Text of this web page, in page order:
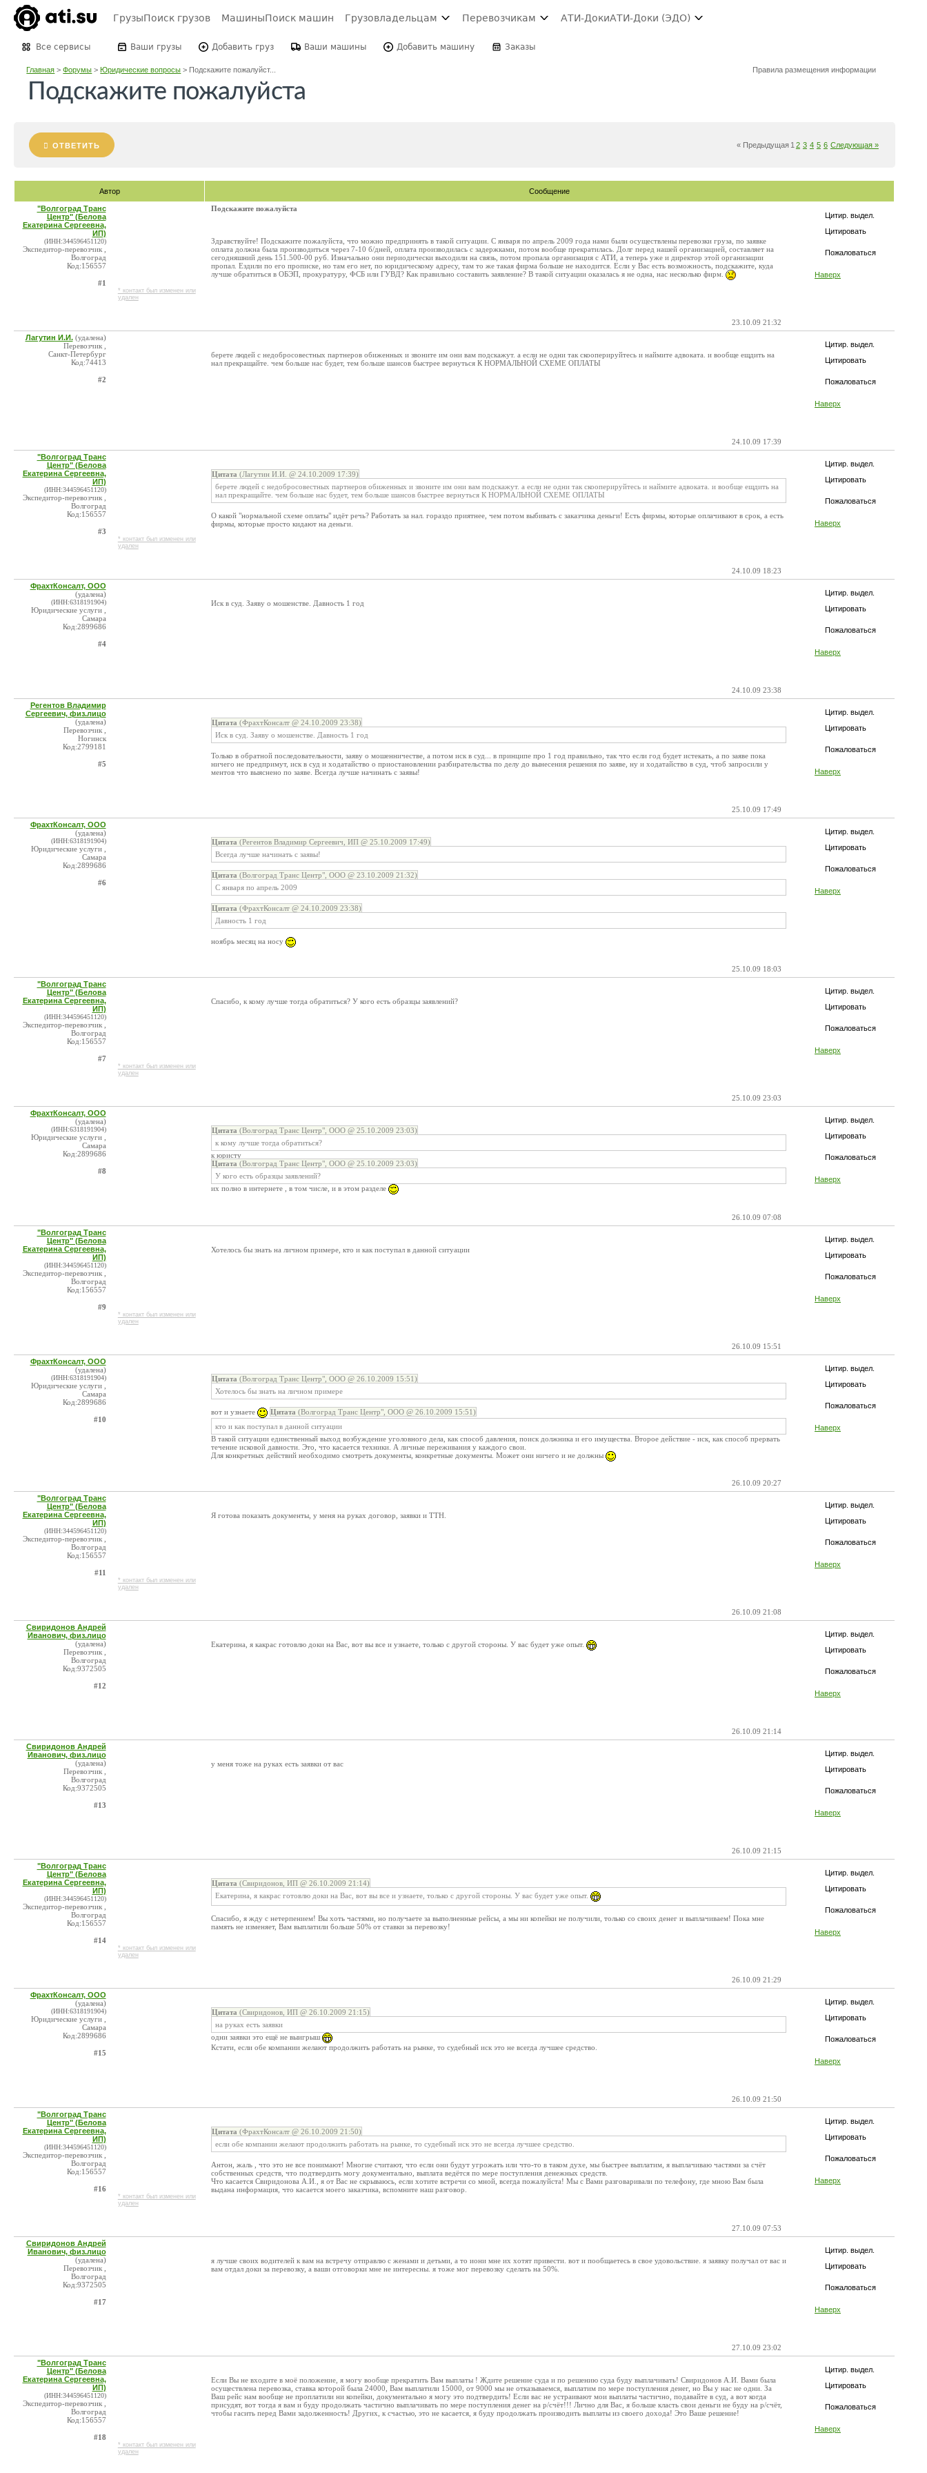
ГрузыПоиск грузов МашиныПоиск машин Грузовладельцам Перевозчикам АТИ-ДокиАТИ-Доки (ЭДО)
Все сервисы Ваши грузы Добавить груз Ваши машины Добавить машину Заказы
Главная >Форумы >Юридические вопросы > Подскажите пожалуйст... Правила размещения информации
Подскажите пожалуйста
ОТВЕТИТЬ « Предыдущая 1 2 3 4 5 6 Следующая »
Автор Сообщение
Цитир. выдел.
Цитировать
Пожаловаться
Наверх
"Волгоград Транс
Центр" (Белова
Екатерина Сергеевна,
ИП)
(ИНН:344596451120)
Экспедитор-перевозчик ,
Волгоград
Код:156557
#1
* контакт был изменен или
удален
Подскажите пожалуйста
Здравствуйте! Подскажите пожалуйста, что можно предпринять в такой ситуации. С января по апрель 2009 года нами были осуществлены перевозки груза, по заявке
оплата должна была производиться через 7-10 б/дней, оплата производилась с задержками, потом вообще прекратилась. Долг перед нашей организацией, составляет на
сегодняшний день 151.500-00 руб. Изначально они периодически выходили на связь, потом пропала организация с АТИ, а теперь уже и директор этой организации
пропал. Ездили по его прописке, но там его нет, по юридическому адресу, там то же такая фирма больше не находится. Если у Вас есть возможность, подскажите, куда
лучше обратиться в ОБЭП, прокуратуру, ФСБ или ГУВД? Как правильно составить заявление? В такой ситуации оказалась я не одна, нас несколько фирм.
23.10.09 21:32
Цитир. выдел.
Цитировать
Пожаловаться
Наверх
Лагутин И.И. (удалена)
Перевозчик ,
Санкт-Петербург
Код:74413
#2
берете людей с недобросовестных партнеров обиженных и звоните им они вам подскажут. а если не одни так скооперируйтесь и наймите адвоката. и вообще ещдить на
нал прекращайте. чем больше нас будет, тем больше шансов быстрее вернуться К НОРМАЛЬНОЙ СХЕМЕ ОПЛАТЫ
24.10.09 17:39
Цитир. выдел.
Цитировать
Пожаловаться
Наверх
"Волгоград Транс
Центр" (Белова
Екатерина Сергеевна,
ИП)
(ИНН:344596451120)
Экспедитор-перевозчик ,
Волгоград
Код:156557
#3
* контакт был изменен или
удален
Цитата (Лагутин И.И. @ 24.10.2009 17:39)
берете людей с недобросовестных партнеров обиженных и звоните им они вам подскажут. а если не одни так скооперируйтесь и наймите адвоката. и вообще ещдить на
нал прекращайте. чем больше нас будет, тем больше шансов быстрее вернуться К НОРМАЛЬНОЙ СХЕМЕ ОПЛАТЫ
О какой "нормальной схеме оплаты" идёт речь? Работать за нал. гораздо приятнее, чем потом выбивать с заказчика деньги! Есть фирмы, которые оплачивают в срок, а есть
фирмы, которые просто кидают на деньги.
24.10.09 18:23
Цитир. выдел.
Цитировать
Пожаловаться
Наверх
ФрахтКонсалт, ООО
(удалена)
(ИНН:6318191904)
Юридические услуги ,
Самара
Код:2899686
#4
Иск в суд. Заяву о мошенстве. Давность 1 год
24.10.09 23:38
Цитир. выдел.
Цитировать
Пожаловаться
Наверх
Регентов Владимир
Сергеевич, физ.лицо
(удалена)
Перевозчик ,
Ногинск
Код:2799181
#5
Цитата (ФрахтКонсалт @ 24.10.2009 23:38)
Иск в суд. Заяву о мошенстве. Давность 1 год
Только в обратной последовательности, заяву о мошенничестве, а потом иск в суд... в принципе про 1 год правильно, так что если год будет истекать, а по заяве пока
ничего не предпримут, иск в суд и ходатайство о приостановлении разбирательства по делу до вынесения решения по заяве, ну и ходатайство в суд, чтоб запросили у
ментов что выяснено по заяве. Всегда лучше начинать с заявы!
25.10.09 17:49
Цитир. выдел.
Цитировать
Пожаловаться
Наверх
ФрахтКонсалт, ООО
(удалена)
(ИНН:6318191904)
Юридические услуги ,
Самара
Код:2899686
#6
Цитата (Регентов Владимир Сергеевич, ИП @ 25.10.2009 17:49)
Всегда лучше начинать с заявы!
Цитата (Волгоград Транс Центр", ООО @ 23.10.2009 21:32)
С января по апрель 2009
Цитата (ФрахтКонсалт @ 24.10.2009 23:38)
Давность 1 год
ноябрь месяц на носу
25.10.09 18:03
Цитир. выдел.
Цитировать
Пожаловаться
Наверх
"Волгоград Транс
Центр" (Белова
Екатерина Сергеевна,
ИП)
(ИНН:344596451120)
Экспедитор-перевозчик ,
Волгоград
Код:156557
#7
* контакт был изменен или
удален
Спасибо, к кому лучше тогда обратиться? У кого есть образцы заявлений?
25.10.09 23:03
Цитир. выдел.
Цитировать
Пожаловаться
Наверх
ФрахтКонсалт, ООО
(удалена)
(ИНН:6318191904)
Юридические услуги ,
Самара
Код:2899686
#8
Цитата (Волгоград Транс Центр", ООО @ 25.10.2009 23:03)
к кому лучше тогда обратиться?
к юристу
Цитата (Волгоград Транс Центр", ООО @ 25.10.2009 23:03)
У кого есть образцы заявлений?
их полно в интернете , в том числе, и в этом разделе
26.10.09 07:08
Цитир. выдел.
Цитировать
Пожаловаться
Наверх
"Волгоград Транс
Центр" (Белова
Екатерина Сергеевна,
ИП)
(ИНН:344596451120)
Экспедитор-перевозчик ,
Волгоград
Код:156557
#9
* контакт был изменен или
удален
Хотелось бы знать на личном примере, кто и как поступал в данной ситуации
26.10.09 15:51
Цитир. выдел.
Цитировать
Пожаловаться
Наверх
ФрахтКонсалт, ООО
(удалена)
(ИНН:6318191904)
Юридические услуги ,
Самара
Код:2899686
#10
Цитата (Волгоград Транс Центр", ООО @ 26.10.2009 15:51)
Хотелось бы знать на личном примере
вот и узнаете Цитата (Волгоград Транс Центр", ООО @ 26.10.2009 15:51)
кто и как поступал в данной ситуации
В такой ситуации единственный выход возбуждение уголовного дела, как способ давления, поиск должника и его имущества. Второе действие - иск, как способ прервать
течение исковой давности. Это, что касается техники. А личные переживания у каждого свои.
Для конкретных действий необходимо смотреть документы, конкретные документы. Может они ничего и не должны
26.10.09 20:27
Цитир. выдел.
Цитировать
Пожаловаться
Наверх
"Волгоград Транс
Центр" (Белова
Екатерина Сергеевна,
ИП)
(ИНН:344596451120)
Экспедитор-перевозчик ,
Волгоград
Код:156557
#11
* контакт был изменен или
удален
Я готова показать документы, у меня на руках договор, заявки и ТТН.
26.10.09 21:08
Цитир. выдел.
Цитировать
Пожаловаться
Наверх
Свиридонов Андрей
Иванович, физ.лицо
(удалена)
Перевозчик ,
Волгоград
Код:9372505
#12
Екатерина, я какрас готовлю доки на Вас, вот вы все и узнаете, только с другой стороны. У вас будет уже опыт.
26.10.09 21:14
Цитир. выдел.
Цитировать
Пожаловаться
Наверх
Свиридонов Андрей
Иванович, физ.лицо
(удалена)
Перевозчик ,
Волгоград
Код:9372505
#13
у меня тоже на руках есть заявки от вас
26.10.09 21:15
Цитир. выдел.
Цитировать
Пожаловаться
Наверх
"Волгоград Транс
Центр" (Белова
Екатерина Сергеевна,
ИП)
(ИНН:344596451120)
Экспедитор-перевозчик ,
Волгоград
Код:156557
#14
* контакт был изменен или
удален
Цитата (Свиридонов, ИП @ 26.10.2009 21:14)
Екатерина, я какрас готовлю доки на Вас, вот вы все и узнаете, только с другой стороны. У вас будет уже опыт.
Спасибо, я жду с нетерпением! Вы хоть частями, но получаете за выполненные рейсы, а мы ни копейки не получили, только со своих денег и выплачиваем! Пока мне
память не изменяет, Вам выплатили больше 50% от ставки за перевозку!
26.10.09 21:29
Цитир. выдел.
Цитировать
Пожаловаться
Наверх
ФрахтКонсалт, ООО
(удалена)
(ИНН:6318191904)
Юридические услуги ,
Самара
Код:2899686
#15
Цитата (Свиридонов, ИП @ 26.10.2009 21:15)
на руках есть заявки
одни заявки это ещё не выигрыш
Кстати, если обе компании желают продолжить работать на рынке, то судебный иск это не всегда лучшее средство.
26.10.09 21:50
Цитир. выдел.
Цитировать
Пожаловаться
Наверх
"Волгоград Транс
Центр" (Белова
Екатерина Сергеевна,
ИП)
(ИНН:344596451120)
Экспедитор-перевозчик ,
Волгоград
Код:156557
#16
* контакт был изменен или
удален
Цитата (ФрахтКонсалт @ 26.10.2009 21:50)
если обе компании желают продолжить работать на рынке, то судебный иск это не всегда лучшее средство.
Антон, жаль , что это не все понимают! Многие считают, что если они будут угрожать или что-то в таком духе, мы быстрее выплатим, я выплачиваю частями за счёт
собственных средств, что подтвердить могу документально, выплата ведётся по мере поступления денежных средств.
Что касается Свиридонова А.И., я от Вас не скрываюсь, если хотите встречи со мной, всегда пожалуйста! Мы с Вами разговаривали по телефону, где мною Вам была
выдана информация, что касается моего заказчика, вспомните наш разговор.
27.10.09 07:53
Цитир. выдел.
Цитировать
Пожаловаться
Наверх
Свиридонов Андрей
Иванович, физ.лицо
(удалена)
Перевозчик ,
Волгоград
Код:9372505
#17
я лучше своих водителей к вам на встречу отправлю с женами и детьми, а то иони мне их хотят привести. вот и пообщаетесь в свое удовольствие. я заявку получал от вас и
вам отдал доки за перевозку, а ваши отговорки мне не интересны. я тоже мог перевозку сделать на 50%.
27.10.09 23:02
Цитир. выдел.
Цитировать
Пожаловаться
Наверх
"Волгоград Транс
Центр" (Белова
Екатерина Сергеевна,
ИП)
(ИНН:344596451120)
Экспедитор-перевозчик ,
Волгоград
Код:156557
#18
* контакт был изменен или
удален
Если Вы не входите в моё положение, я могу вообще прекратить Вам выплаты ! Ждите решение суда и по решению суда буду выплачивать! Свиридонов А.И. Вами была
осуществлена перевозка, ставка которой была 24000, Вам выплатили 15000, от 9000 мы не отказываемся, выплатим по мере поступления денег, но Вы у нас не одни. За
Ваш рейс нам вообще не проплатили ни копейки, документально я могу это подтвердить! Если вас не устраивают мои выплаты частично, подавайте в суд, а вот когда
присудят, вот тогда я вам и буду продолжать частично выплачивать по мере поступления денег на р/счёт!!! Лично для Вас, я больше класть свои деньги не буду на р/счёт,
чтобы гасить перед Вами задолженность! Других, к счастью, это не касается, я буду продолжать производить выплаты из своего дохода! Это Ваше решение!